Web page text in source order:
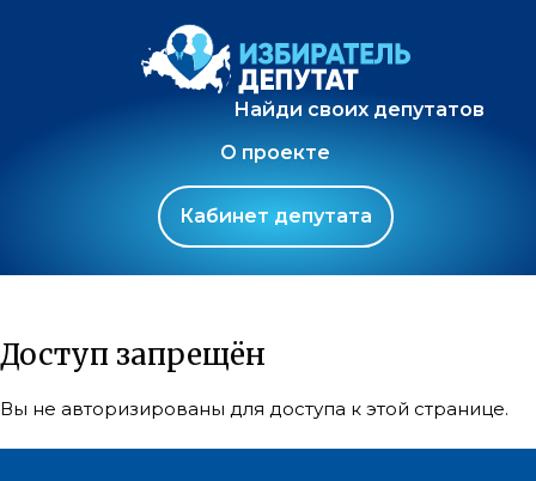
Найди своих депутатов
О проекте
Кабинет депутата
Доступ запрещён
Вы не авторизированы для доступа к этой странице.